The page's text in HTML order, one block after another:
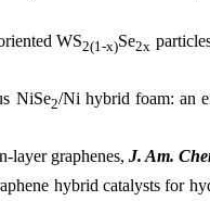
WS2(1-x)Se2x
NiSe2/Ni hybrid foam: an
layer graphenes, J. Am.
hybrid catalysts for